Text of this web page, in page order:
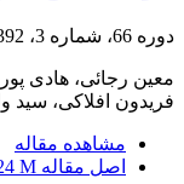
دوره 66، شماره 3، 1392، صفحه
معین رجائی، هادی
فریدون افلاکی، سید
مشاهده مقاله
اصل مقاله M